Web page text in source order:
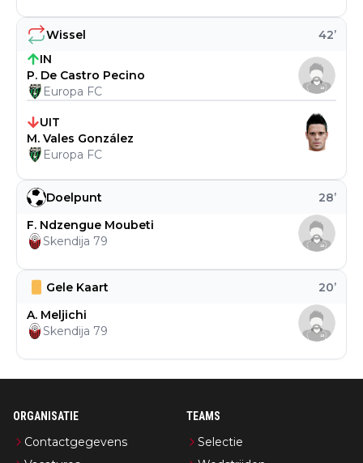
Gele Kaart 20’
A. Meljichi
Skendija 79
Doelpunt 28’
F. Ndzengue Moubeti
Skendija 79
Wissel 42’
IN
P. De Castro Pecino
Europa FC
UIT
M. Vales González
Europa FC
ORGANISATIE
Contactgegevens
TEAMS
Selectie